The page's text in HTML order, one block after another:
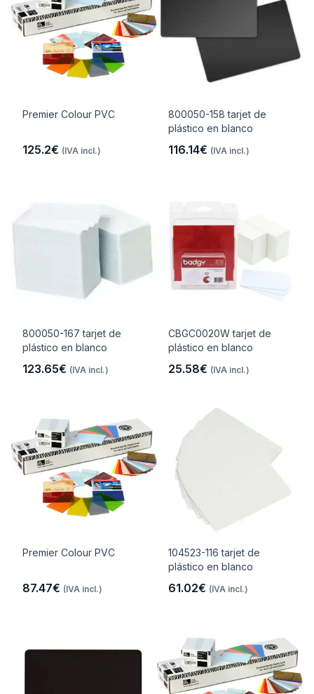
Premier Colour PVC
125.2€ (IVA incl.)
800050-158 tarjet de
plástico en blanco
116.14€ (IVA incl.)
800050-167 tarjet de
plástico en blanco
123.65€ (IVA incl.)
CBGC0020W tarjet de
plástico en blanco
25.58€ (IVA incl.)
Premier Colour PVC
87.47€ (IVA incl.)
104523-116 tarjet de
plástico en blanco
61.02€ (IVA incl.)